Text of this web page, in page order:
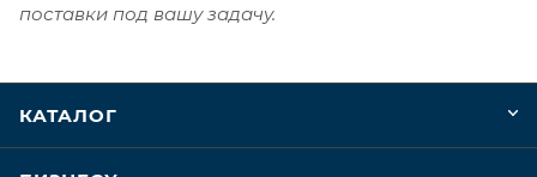
поставки под вашу задачу.
КАТАЛОГ